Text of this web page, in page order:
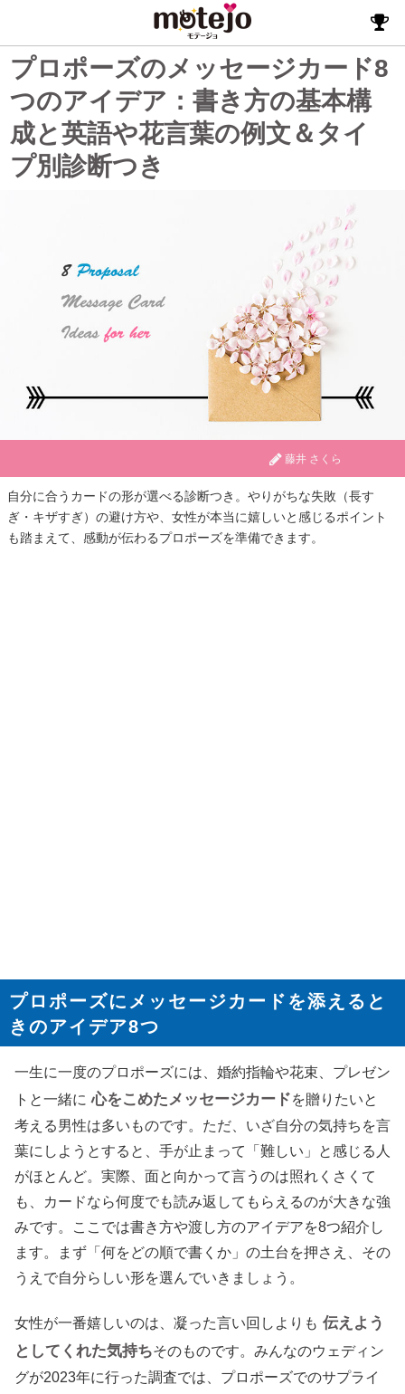
プロポーズのメッセージカード8
つのアイデア：書き方の基本構
成と英語や花言葉の例文＆タイ
プ別診断つき
藤井 さくら
自分に合うカードの形が選べる診断つき。やりがちな失敗（長す
ぎ・キザすぎ）の避け方や、女性が本当に嬉しいと感じるポイント
も踏まえて、感動が伝わるプロポーズを準備できます。
プロポーズにメッセージカードを添えると
きのアイデア8つ
一生に一度のプロポーズには、婚約指輪や花束、プレゼン
トと一緒に 心をこめたメッセージカードを贈りたいと
考える男性は多いものです。ただ、いざ自分の気持ちを言
葉にしようとすると、手が止まって「難しい」と感じる人
がほとんど。実際、面と向かって言うのは照れくさくて
も、カードなら何度でも読み返してもらえるのが大きな強
みです。ここでは書き方や渡し方のアイデアを8つ紹介し
ます。まず「何をどの順で書くか」の土台を押さえ、その
うえで自分らしい形を選んでいきましょう。
女性が一番嬉しいのは、凝った言い回しよりも 伝えよう
としてくれた気持ちそのものです。みんなのウェディン
グが2023年に行った調査では、プロポーズでのサプライ